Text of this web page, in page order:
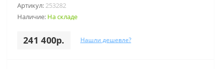
Артикул:253282
Наличие: На складе
241 400р. Нашли дешевле?